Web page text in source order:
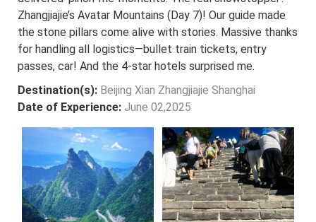
Zhangjiajie’s Avatar Mountains (Day 7)! Our guide made
the stone pillars come alive with stories. Massive thanks
for handling all logistics—bullet train tickets, entry
passes, car! And the 4-star hotels surprised me.
Destination(s): Beijing Xian Zhangjiajie Shanghai
Date of Experience: June 02,2025